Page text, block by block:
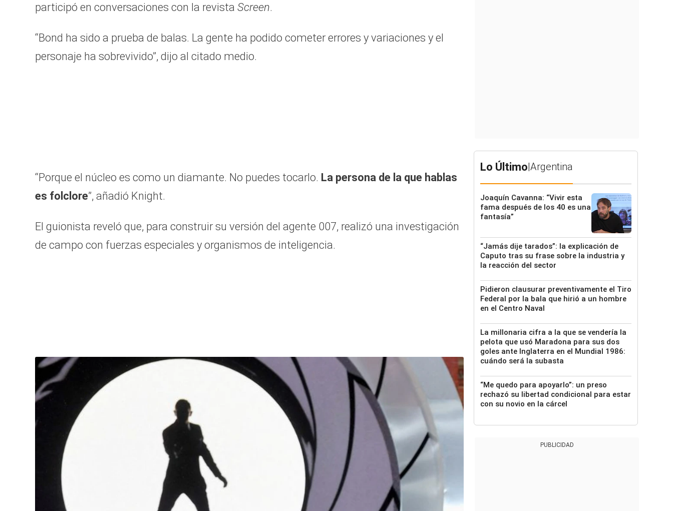
participó en conversaciones con la revista Screen.
“Bond ha sido a prueba de balas. La gente ha podido cometer errores y variaciones y el
personaje ha sobrevivido”, dijo al citado medio.
“Porque el núcleo es como un diamante. No puedes tocarlo. La persona de la que hablas
es folclore”, añadió Knight.
El guionista reveló que, para construir su versión del agente 007, realizó una investigación
de campo con fuerzas especiales y organismos de inteligencia.
Lo Último|Argentina
Joaquín Cavanna: “Vivir esta
fama después de los 40 es una
fantasía”
“Jamás dije tarados”: la explicación de
Caputo tras su frase sobre la industria y
la reacción del sector
Pidieron clausurar preventivamente el Tiro
Federal por la bala que hirió a un hombre
en el Centro Naval
La millonaria cifra a la que se vendería la
pelota que usó Maradona para sus dos
goles ante Inglaterra en el Mundial 1986:
cuándo será la subasta
“Me quedo para apoyarlo”: un preso
rechazó su libertad condicional para estar
con su novio en la cárcel
PUBLICIDAD